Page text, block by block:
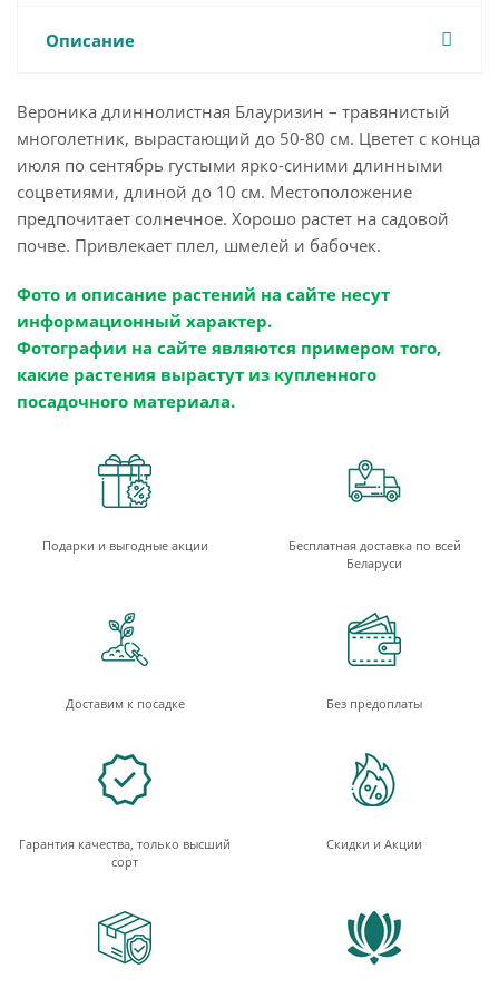
Описание
Вероника длиннолистная Блауризин – травянистый
многолетник, вырастающий до 50-80 см. Цветет с конца
июля по сентябрь густыми ярко-синими длинными
соцветиями, длиной до 10 см. Местоположение
предпочитает солнечное. Хорошо растет на садовой
почве. Привлекает плел, шмелей и бабочек.
Фото и описание растений на сайте несут
информационный характер.
Фотографии на сайте являются примером того,
какие растения вырастут из купленного
посадочного материала.
Подарки и выгодные акции
Бесплатная доставка по всей
Беларуси
Доставим к посадке Без предоплаты
Гарантия качества, только высший
сорт
Скидки и Акции